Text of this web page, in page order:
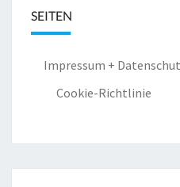
SEITEN
Impressum +
Cookie-Richtlinie